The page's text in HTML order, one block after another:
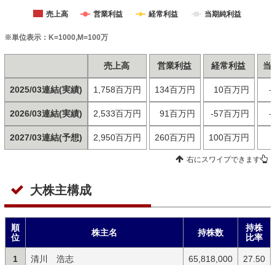
売上高 営業利益 経常利益 当期純利益
※単位表示：K=1000,M=100万
2025/03連結(実績)
2026/03連結(実績)
2027/03連結(予想)
売上高
1,758百万円
2,533百万円
2,950百万円
営業利益
134百万円
91百万円
260百万円
経常利益
10百万円
-57百万円
100百万円
当
-
-
右にスワイプできます
大株主構成
順
位
株主名 持株数
持株
比率
1 清川 浩志 65,818,000 27.50